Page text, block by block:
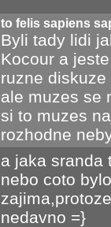
to felis sapiens
Byli tady lidi
Kocour a
ruzne
ale muzes se
si to muzes
rozhodne
a jaka sranda
nebo coto
nedavno =}